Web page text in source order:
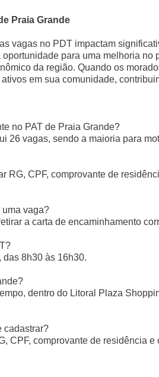
Praia Grande
vagas no PDT impactam
para uma melhoria no
da região. Quando os
em sua comunidade,
no PAT de Praia Grande?
26 vagas, sendo a maioria para
RG, CPF, comprovante de
uma vaga?
a carta de encaminhamento
das 8h30 às 16h30.
dentro do Litoral Plaza
cadastrar?
CPF, comprovante de residência e